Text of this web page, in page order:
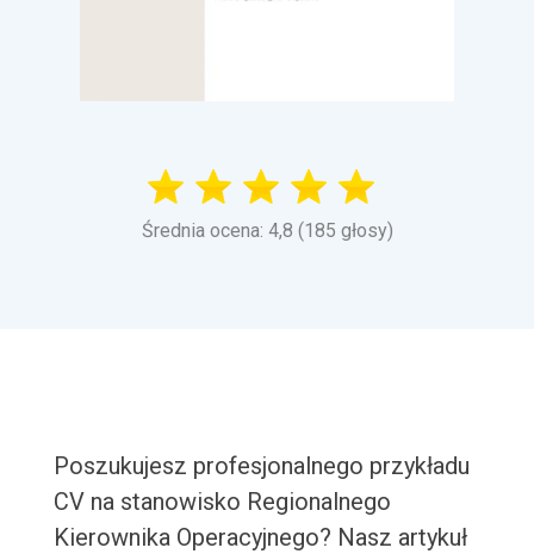
Średnia ocena: 4,8 (185 głosy)
Poszukujesz profesjonalnego przykładu
CV na stanowisko Regionalnego
Kierownika Operacyjnego? Nasz artykuł